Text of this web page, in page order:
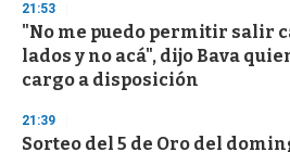
3
s
e
c
o
d
s
21:53
"No me puedo permitir salir
lados y no acá", dijo Bava
cargo a disposición
21:39
Sorteo del 5 de Oro del